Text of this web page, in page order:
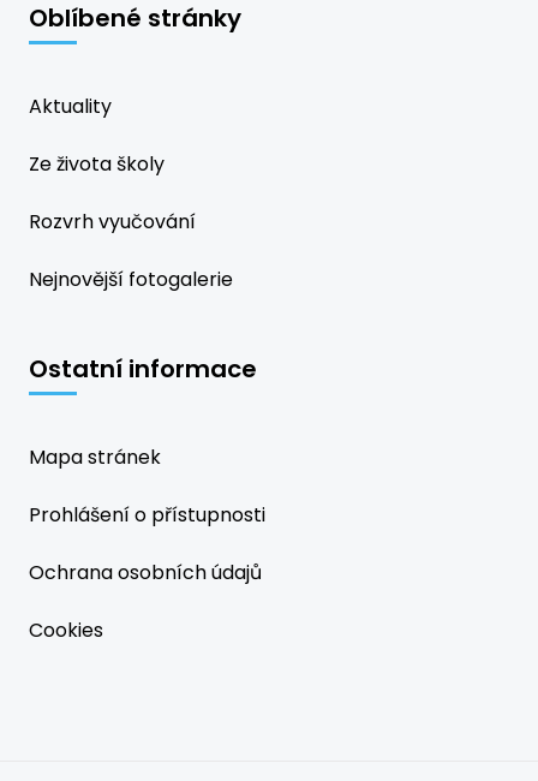
Oblíbené stránky
Aktuality
Ze života školy
Rozvrh vyučování
Nejnovější fotogalerie
Ostatní informace
Mapa stránek
Prohlášení o přístupnosti
Ochrana osobních údajů
Cookies